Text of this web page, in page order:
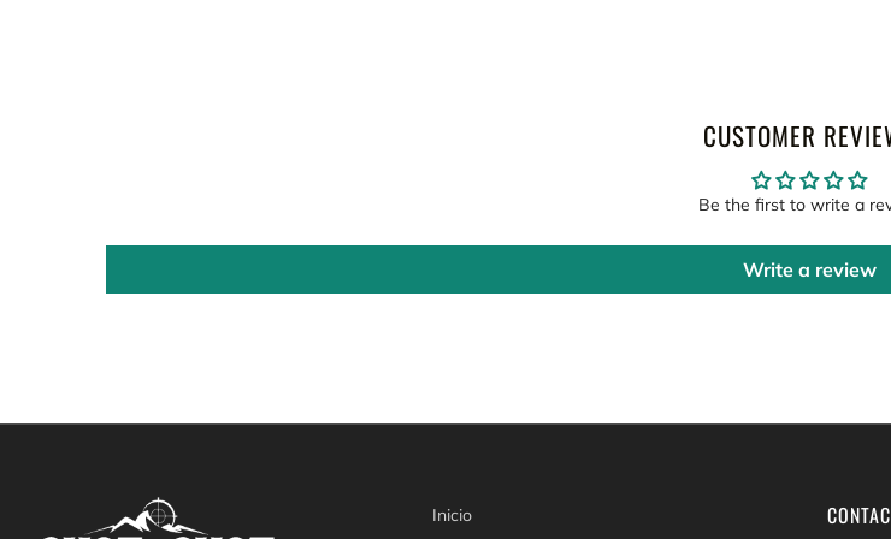
CUSTOMER
Be the first to write a
Write a review
Inicio